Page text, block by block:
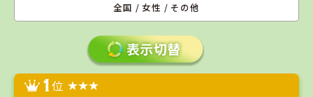
全国 / 女性 / その他
1位